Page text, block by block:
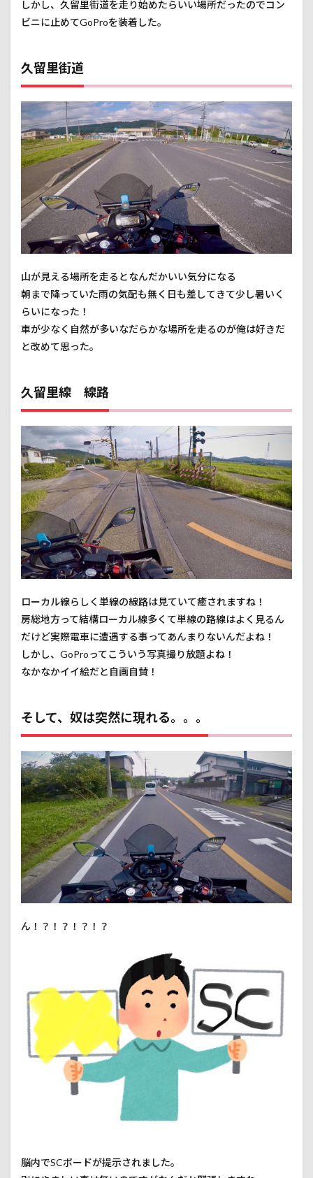
しかし、久留里街道を走り始めたらいい場所だったのでコン
ビニに止めてGoProを装着した。
久留里街道
山が見える場所を走るとなんだかいい気分になる
朝まで降っていた雨の気配も無く日も差してきて少し暑いく
らいになった！
車が少なく自然が多いなだらかな場所を走るのが俺は好きだ
と改めて思った。
久留里線 線路
ローカル線らしく単線の線路は見ていて癒されますね！
房総地方って結構ローカル線多くて単線の路線はよく見るん
だけど実際電車に遭遇する事ってあんまりないんだよね！
しかし、GoProってこういう写真撮り放題よね！
なかなかイイ絵だと自画自賛！
そして、奴は突然に現れる。。。
ん！？！？！？！？
脳内でSCボードが提示されました。